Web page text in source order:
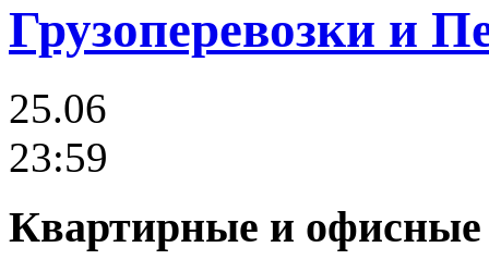
Грузоперевозки и
25.06
23:59
Квартирные и офисные